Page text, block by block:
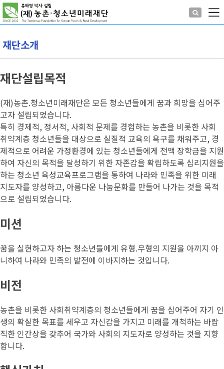
재단소개
재단설립목적
(재)농촌.청소년미래재단은 모든 청소년들에게 꿈과 희망을 심어주
고자 설립되었습니다.
특히 경제적, 정서적, 사회적 문제를 경험하는 농촌을 비롯한 사회
취약계층 청소년들을 대상으로 실질적 교육의 욕구를 채워주고, 경
제적으로 어려운 가정환경에 있는 청소년들에게 전액 장학금을 지원
하여 자신의 목적을 달성하기 위한 자존감을 확립하도록 심리지원을
하는 청소년 육성교육프로그램을 통하여 나라와 민족을 위한 미래
지도자를 양성하고, 아름다운 나눔문화를 만들어 나가는 것을 목적
으로 설립되었습니다.
미션
꿈을 실현하고자 하는 청소년들에게 유형.무형의 지원을 아끼지 아
니하여 나라와 민족의 발전에 이바지하는 것입니다.
비전
농촌을 비롯한 사회취약계층의 청소년들에게 꿈을 심어주어 자기 인
생의 확실한 목표를 세우고 자신감을 가지고 미래를 개척하는 바람
직한 인간상을 갖추어 국가와 사회의 지도자로 양성하는 것을 지향
합니다.